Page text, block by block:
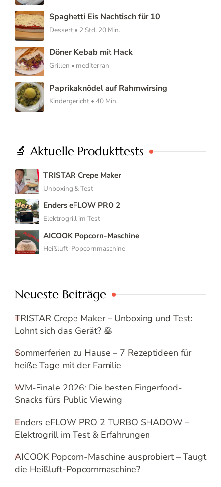
Spaghetti Eis Nachtisch für 10
Dessert • 2 Std. 20 Min.
Döner Kebab mit Hack
Grillen • mediterran
Paprikaknödel auf Rahmwirsing
Kindergericht • 40 Min.
🔬 Aktuelle Produkttests
TRISTAR Crepe Maker
Unboxing & Test
Enders eFLOW PRO 2
Elektrogrill im Test
AICOOK Popcorn-Maschine
Heißluft-Popcornmaschine
Neueste Beiträge
TRISTAR Crepe Maker – Unboxing und Test:
Lohnt sich das Gerät? 🥞
Sommerferien zu Hause – 7 Rezeptideen für
heiße Tage mit der Familie
WM-Finale 2026: Die besten Fingerfood-
Snacks fürs Public Viewing
Enders eFLOW PRO 2 TURBO SHADOW –
Elektrogrill im Test & Erfahrungen
AICOOK Popcorn-Maschine ausprobiert – Taugt
die Heißluft-Popcornmaschine?